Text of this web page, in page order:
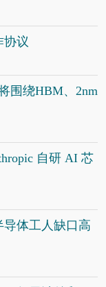
协议
围绕HBM、2nm
自研 AI 芯
体工人缺口高